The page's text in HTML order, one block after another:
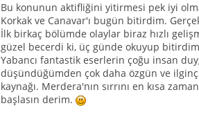
Bu konunun aktifliğini yitirmesi pek iyi
Korkak ve Canavar'ı bugün bitirdim.
İlk birkaç bölümde olaylar biraz hızlı
güzel becerdi ki, üç günde okuyup
Yabancı fantastik eserlerin çoğu insan
düşündüğümden çok daha özgün ve ilginç
kaynağı. Merdera'nın sırrını en kısa
başlasın derim.